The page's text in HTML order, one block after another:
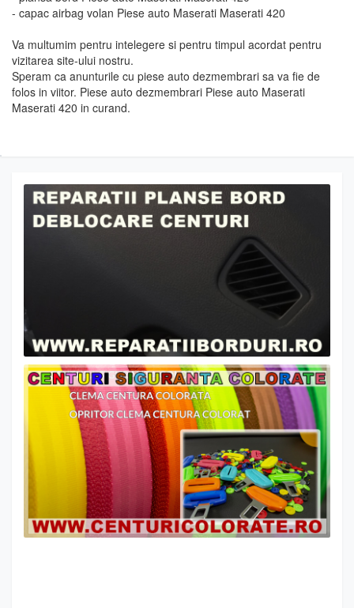
- capac airbag volan Piese auto Maserati Maserati 420
Va multumim pentru intelegere si pentru timpul acordat pentru
vizitarea site-ului nostru.
Speram ca anunturile cu piese auto dezmembrari sa va fie de
folos in viitor. Piese auto dezmembrari Piese auto Maserati
Maserati 420 in curand.